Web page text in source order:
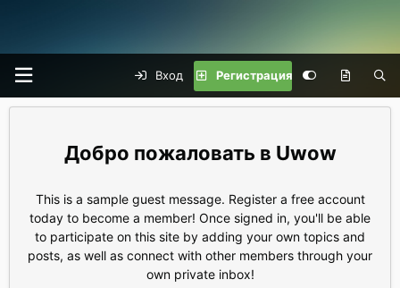
Вход Регистрация
Uwow
This is a sample guest message. Register a free account
today to become a member! Once signed in, you'll be able
to participate on this site by adding your own topics and
posts, as well as connect with other members through your
own private inbox!